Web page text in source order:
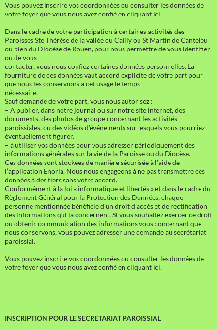
Vous pouvez inscrire vos coordonnées ou consulter les données de
votre foyer que vous nous avez confié en cliquant ici.
Dans le cadre de votre participation à certaines activités des
Paroisses Ste Thérèse de la vallée du Cailly ou St Martin de Canteleu
ou bien du Diocèse de Rouen, pour nous permettre de vous identifier
ou de vous
contacter, vous nous confiez certaines données personnelles. La
fourniture de ces données vaut accord explicite de votre part pour
que nous les conservions à cet usage le temps
nécessaire.
Sauf demande de votre part, vous nous autorisez :
– A publier, dans notre journal ou sur notre site internet, des
documents, des photos de groupe concernant les activités
paroissiales, ou des vidéos d’événements sur lesquels vous pourriez
éventuellement figurer.
– à utiliser vos données pour vous adresser périodiquement des
informations générales sur la vie de la Paroisse ou du Diocèse.
Ces données sont stockées de manière sécurisée à l’aide de
l’application Enoria. Nous nous engageons à ne pas transmettre ces
données à des tiers sans votre accord.
Conformément à la loi « informatique et libertés » et dans le cadre du
Règlement Général pour la Protection des Données, chaque
personne mentionnée bénéficie d’un droit d’accès et de rectification
des informations qui la concernent. Si vous souhaitez exercer ce droit
ou obtenir communication des informations vous concernant que
nous conservons, vous pouvez adresser une demande au secrétariat
paroissial.
Vous pouvez inscrire vos coordonnées ou consulter les données de
votre foyer que vous nous avez confié en cliquant ici.
INSCRIPTION POUR LE SECRETARIAT PAROISSIAL